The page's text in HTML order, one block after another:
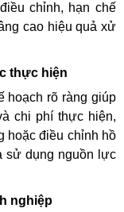
chỉnh, hạn chế
cao hiệu quả xử
thực hiện
hoạch rõ ràng giúp
chi phí thực hiện,
hoặc điều chỉnh hồ
sử dụng nguồn lực
nghiệp